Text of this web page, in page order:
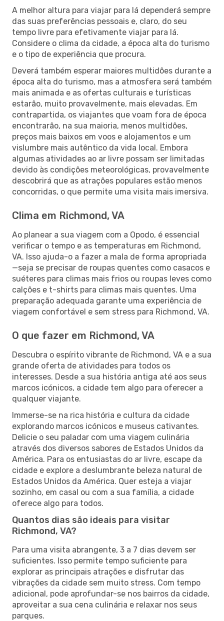
A melhor altura para viajar para lá dependerá sempre
das suas preferências pessoais e, claro, do seu
tempo livre para efetivamente viajar para lá.
Considere o clima da cidade, a época alta do turismo
e o tipo de experiência que procura.
Deverá também esperar maiores multidões durante a
época alta do turismo, mas a atmosfera será também
mais animada e as ofertas culturais e turísticas
estarão, muito provavelmente, mais elevadas. Em
contrapartida, os viajantes que voam fora de época
encontrarão, na sua maioria, menos multidões,
preços mais baixos em voos e alojamentos e um
vislumbre mais autêntico da vida local. Embora
algumas atividades ao ar livre possam ser limitadas
devido às condições meteorológicas, provavelmente
descobrirá que as atrações populares estão menos
concorridas, o que permite uma visita mais imersiva.
Clima em Richmond, VA
Ao planear a sua viagem com a Opodo, é essencial
verificar o tempo e as temperaturas em Richmond,
VA. Isso ajuda-o a fazer a mala de forma apropriada
—seja se precisar de roupas quentes como casacos e
suéteres para climas mais frios ou roupas leves como
calções e t-shirts para climas mais quentes. Uma
preparação adequada garante uma experiência de
viagem confortável e sem stress para Richmond, VA.
O que fazer em Richmond, VA
Descubra o espírito vibrante de Richmond, VA e a sua
grande oferta de atividades para todos os
interesses. Desde a sua história antiga até aos seus
marcos icónicos, a cidade tem algo para oferecer a
qualquer viajante.
Immerse-se na rica história e cultura da cidade
explorando marcos icónicos e museus cativantes.
Delicie o seu paladar com uma viagem culinária
através dos diversos sabores de Estados Unidos da
América. Para os entusiastas do ar livre, escape da
cidade e explore a deslumbrante beleza natural de
Estados Unidos da América. Quer esteja a viajar
sozinho, em casal ou com a sua família, a cidade
oferece algo para todos.
Quantos dias são ideais para visitar
Richmond, VA?
Para uma visita abrangente, 3 a 7 dias devem ser
suficientes. Isso permite tempo suficiente para
explorar as principais atrações e disfrutar das
vibrações da cidade sem muito stress. Com tempo
adicional, pode aprofundar-se nos bairros da cidade,
aproveitar a sua cena culinária e relaxar nos seus
parques.